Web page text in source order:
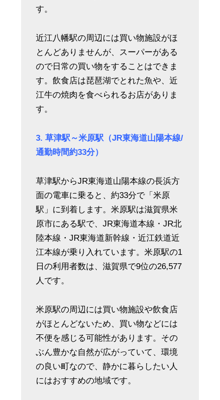
す。
近江八幡駅の周辺には買い物施設がほ
とんどありませんが、スーパーがある
ので日常の買い物をすることはできま
す。飲食店は琵琶湖でとれた魚や、近
江牛の焼肉を食べられるお店がありま
す。
3. 草津駅～米原駅（JR東海道山陽本線/
通勤時間約33分）
草津駅からJR東海道山陽本線の長浜方
面の電車に乗ると、約33分で「米原
駅」に到着します。米原駅は滋賀県米
原市にある駅で、JR東海道本線・JR北
陸本線・JR東海道新幹線・近江鉄道近
江本線が乗り入れています。米原駅の1
日の利用者数は、滋賀県で9位の26,577
人です。
米原駅の周辺には買い物施設や飲食店
がほとんどないため、買い物などには
不便を感じる可能性があります。その
ぶん豊かな自然が広がっていて、環境
の良い町なので、静かに暮らしたい人
にはおすすめの地域です。